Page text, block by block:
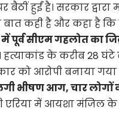
हुईं है। सरकार
कही है और कहा है कि
पूर्व सीएम गहलोत का
हत्याकांड के करीब 28
को आरोपी बनाया गया
भीषण आग, चार लोगों
में आयशा मंजिल के